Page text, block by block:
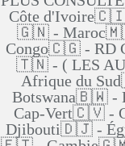
Côte
🇬🇳 - Maroc🇲🇦
Congo🇨🇬 - RD
🇹🇳 - ( LES
Afrique du
Botswana🇧🇼 -
Cap-Vert🇨🇻 -
Djibouti🇩🇯 -